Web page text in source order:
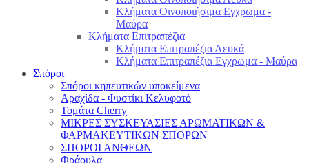
Κλήματα Οινοποιήσιμα Εγχρωμα -
Μαύρα
Κλήματα Επιτραπέζια
Κλήματα Επιτραπέζια Λευκά
Κλήματα Επιτραπέζια Εγχρωμα - Μαύρα
Σπόροι
Σπόροι κηπευτικών υποκείμενα
Αραχίδα - Φυστίκι Κελυφοτό
Τομάτα Cherry
ΜΙΚΡΕΣ ΣΥΣΚΕΥΑΣΙΕΣ ΑΡΩΜΑΤΙΚΩΝ &
ΦΑΡΜΑΚΕΥΤΙΚΩΝ ΣΠΟΡΩΝ
ΣΠΟΡΟΙ ΑΝΘΕΩΝ
Φράουλα